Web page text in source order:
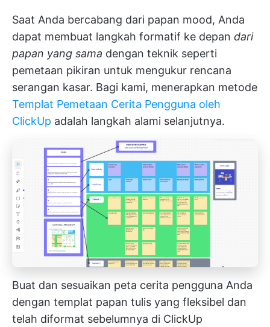
Saat Anda bercabang dari papan mood, Anda
dapat membuat langkah formatif ke depan dari
papan yang sama dengan teknik seperti
pemetaan pikiran untuk mengukur rencana
serangan kasar. Bagi kami, menerapkan metode
Templat Pemetaan Cerita Pengguna oleh
ClickUp adalah langkah alami selanjutnya.
Buat dan sesuaikan peta cerita pengguna Anda
dengan templat papan tulis yang fleksibel dan
telah diformat sebelumnya di ClickUp